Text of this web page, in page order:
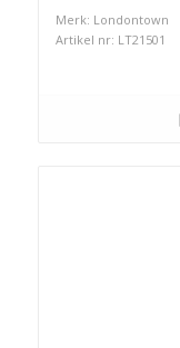
Merk: Londontown
Artikel nr: LT21501